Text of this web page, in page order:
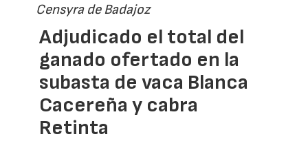
Censyra de Badajoz
Adjudicado el total del
ganado ofertado en la
subasta de vaca Blanca
Cacereña y cabra
Retinta